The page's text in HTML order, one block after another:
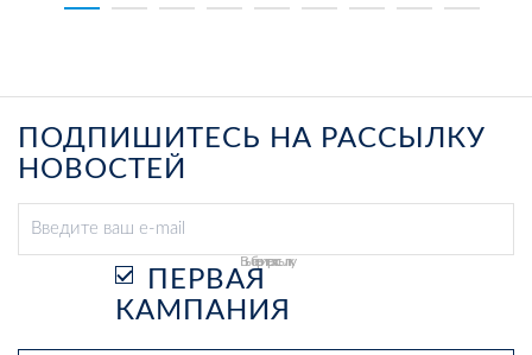
ПОДПИШИТЕСЬ НА РАССЫЛКУ
НОВОСТЕЙ
Выберите рассылку
ПЕРВАЯ
КАМПАНИЯ